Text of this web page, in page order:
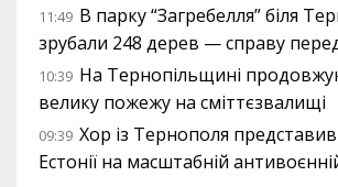
11:49 В парку “Загребелля” біля
зрубали 248 дерев — справу
10:39 На Тернопільщині
велику пожежу на сміттєзвалищі
09:39 Хор із Тернополя
Естонії на масштабній